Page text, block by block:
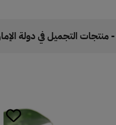
منتجات التجميل في دولة